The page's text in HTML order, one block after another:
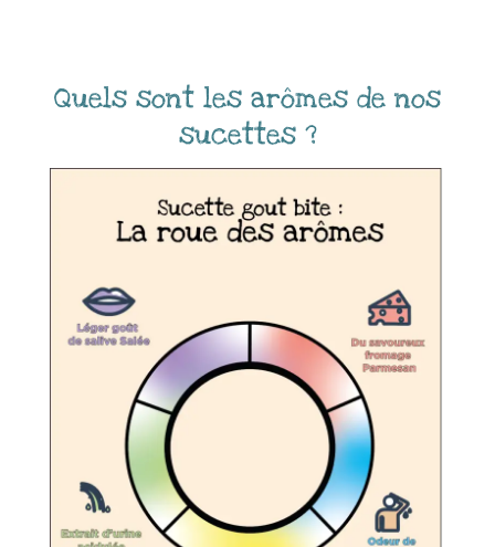
Quels sont les arômes de nos
sucettes ?